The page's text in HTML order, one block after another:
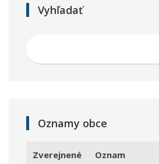
Vyhľadať
Oznamy obce
Zverejnené Oznam